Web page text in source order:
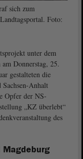
sich zum
Foto:
unter dem
Donnerstag, 25.
gestalteten die
Anhalt
Opfer der NS-
„KZ überlebt“
des